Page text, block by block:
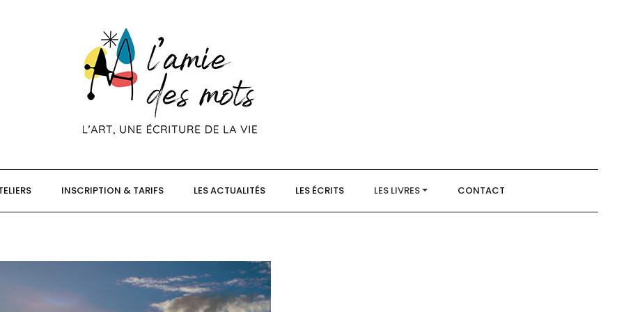
INSCRIPTION & TARIFS LES ACTUALITÉS LES ÉCRITS LES LIVRES CONTACT